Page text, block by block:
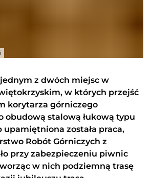
z dwóch miejsc w
w których przejść
korytarza górniczego
obudową stalową łukową typu
upamiętniona została praca,
Robót Górniczych z
przy zabezpieczeniu piwnic
w nich podziemną trasę